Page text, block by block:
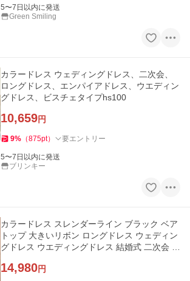
5〜7日以内に発送
Green Smiling
カラードレス ウェディングドレス、二次会、
ロングドレス、エンパイアドレス、ウエディン
グドレス、ビスチェタイプhs100
10,659円
9% （875pt） 要エントリー
5〜7日以内に発送
ブリンキー
カラードレス スレンダーライン ブラック ベア
トップ 大きいリボン ロングドレス ウェディン
グドレス ウエディングドレス 結婚式 二次会 花
14,980円